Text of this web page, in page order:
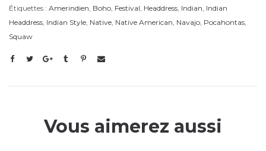
Étiquettes : Amerindien, Boho, Festival, Headdress, Indian, Indian
Headdress, Indian Style, Native, Native American, Navajo, Pocahontas,
Squaw
Vous aimerez aussi